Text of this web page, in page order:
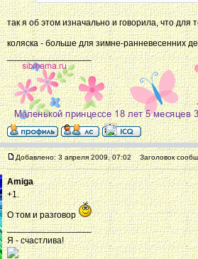
так я об этом изначально и говорила, что для
коляска - больше для зимне-ранневесенних
_________________
Добавлено: 3 апреля 2009, 07:02 Заголовок
Amiga
+1.
О том и разговор
_________________
Я - счастлива!